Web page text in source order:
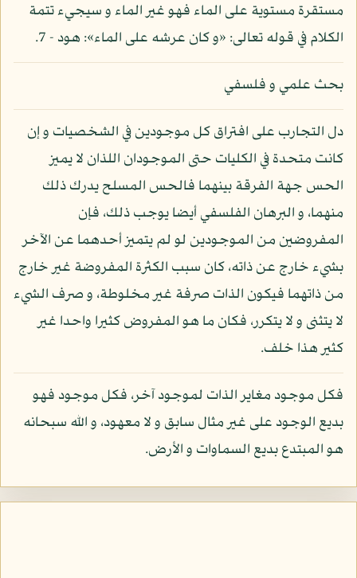
مستقرة مستوية على الماء فهو غير الماء و سيجيء تتمة
الكلام في قوله تعالى: «و كان عرشه على الماء»: هود - 7.
بحث علمي و فلسفي
دل التجارب على افتراق كل موجودين في الشخصيات و إن
كانت متحدة في الكليات حتى الموجودان اللذان لا يميز
الحس جهة الفرقة بينهما فالحس المسلح يدرك ذلك
منهما، و البرهان الفلسفي أيضا يوجب ذلك، فإن
المفروضين من الموجودين لو لم يتميز أحدهما عن الآخر
بشيء خارج عن ذاته، كان سبب الكثرة المفروضة غير خارج
من ذاتهما فيكون الذات صرفة غير مخلوطة، و صرف الشيء
لا يتثنى و لا يتكرر، فكان ما هو المفروض كثيرا واحدا غير
كثير هذا خلف.
فكل موجود مغاير الذات لموجود آخر، فكل موجود فهو
بديع الوجود على غير مثال سابق و لا معهود، و الله سبحانه
هو المبتدع بديع السماوات و الأرض.